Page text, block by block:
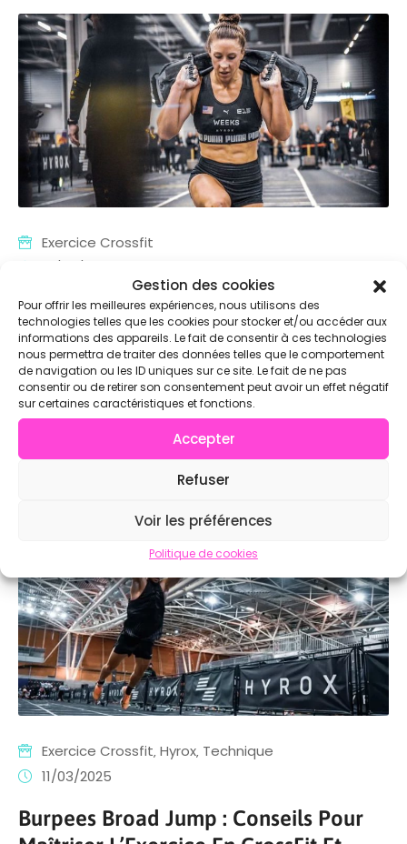
Gestion des cookies
Pour offrir les meilleures expériences, nous utilisons des
technologies telles que les cookies pour stocker et/ou accéder aux
informations des appareils. Le fait de consentir à ces technologies
nous permettra de traiter des données telles que le comportement
de navigation ou les ID uniques sur ce site. Le fait de ne pas
consentir ou de retirer son consentement peut avoir un effet négatif
sur certaines caractéristiques et fonctions.
Accepter
Refuser
Voir les préférences
Politique de cookies
Exercice Crossfit
Walking Lunges En CrossFit : La Base
Pour Les Maîtriser À La Perfection
Les walking lunges font partie des mouvements
incontournables en CrossFit. Simples en
apparence, mais redoutables quand tu les exécutes
Exercice Crossfit‚Hyrox‚ Technique
11/03/2025
Burpees Broad Jump : Conseils Pour